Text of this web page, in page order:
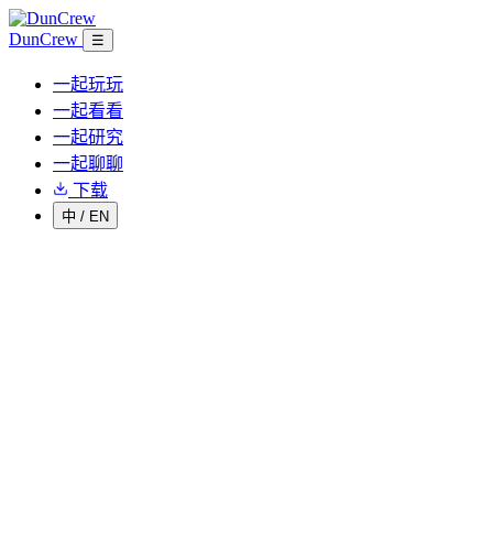
DunCrew ☰
一起玩玩
一起看看
一起研究
一起聊聊
下载
中 / EN